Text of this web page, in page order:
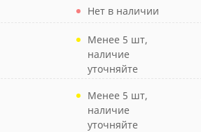
Нет в наличии
Менее 5 шт,
наличие
уточняйте
Менее 5 шт,
наличие
уточняйте